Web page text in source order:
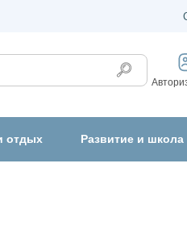
отдых Развитие и школа